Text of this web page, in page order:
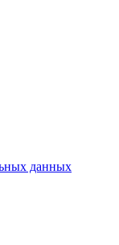
данных